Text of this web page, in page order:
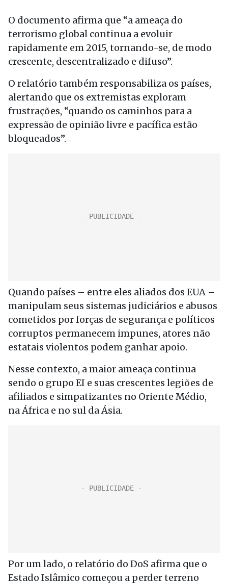
O documento afirma que “a ameaça do
terrorismo global continua a evoluir
rapidamente em 2015, tornando-se, de modo
crescente, descentralizado e difuso”.
O relatório também responsabiliza os países,
alertando que os extremistas exploram
frustrações, “quando os caminhos para a
expressão de opinião livre e pacífica estão
bloqueados”.
Quando países – entre eles aliados dos EUA –
manipulam seus sistemas judiciários e abusos
cometidos por forças de segurança e políticos
corruptos permanecem impunes, atores não
estatais violentos podem ganhar apoio.
Nesse contexto, a maior ameaça continua
sendo o grupo EI e suas crescentes legiões de
afiliados e simpatizantes no Oriente Médio,
na África e no sul da Ásia.
Por um lado, o relatório do DoS afirma que o
Estado Islâmico começou a perder terreno